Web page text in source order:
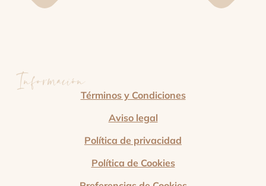
InformaciónTérminos y Condiciones
Aviso legal
Política de privacidad
Política de Cookies